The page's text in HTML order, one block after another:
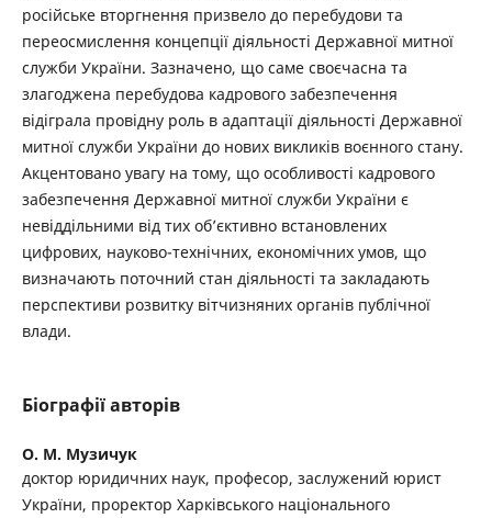
російське вторгнення призвело до перебудови та
переосмислення концепції діяльності Державної митної
служби України. Зазначено, що саме своєчасна та
злагоджена перебудова кадрового забезпечення
відіграла провідну роль в адаптації діяльності Державної
митної служби України до нових викликів воєнного стану.
Акцентовано увагу на тому, що особливості кадрового
забезпечення Державної митної служби України є
невіддільними від тих об’єктивно встановлених
цифрових, науково-технічних, економічних умов, що
визначають поточний стан діяльності та закладають
перспективи розвитку вітчизняних органів публічної
влади.
Біографії авторів
О. М. Музичук
доктор юридичних наук, професор, заслужений юрист
України, проректор Харківського національного